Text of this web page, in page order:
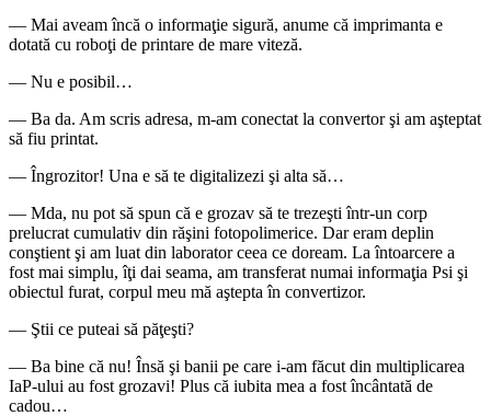
― Mai aveam încă o informaţie sigură, anume că imprimanta e
dotată cu roboţi de printare de mare viteză.
― Nu e posibil…
― Ba da. Am scris adresa, m-am conectat la convertor şi am aşteptat
să fiu printat.
― Îngrozitor! Una e să te digitalizezi şi alta să…
― Mda, nu pot să spun că e grozav să te trezeşti într-un corp
prelucrat cumulativ din răşini fotopolimerice. Dar eram deplin
conştient şi am luat din laborator ceea ce doream. La întoarcere a
fost mai simplu, îţi dai seama, am transferat numai informaţia Psi şi
obiectul furat, corpul meu mă aştepta în convertizor.
― Ştii ce puteai să păţeşti?
― Ba bine că nu! Însă şi banii pe care i-am făcut din multiplicarea
IaP-ului au fost grozavi! Plus că iubita mea a fost încântată de
cadou…